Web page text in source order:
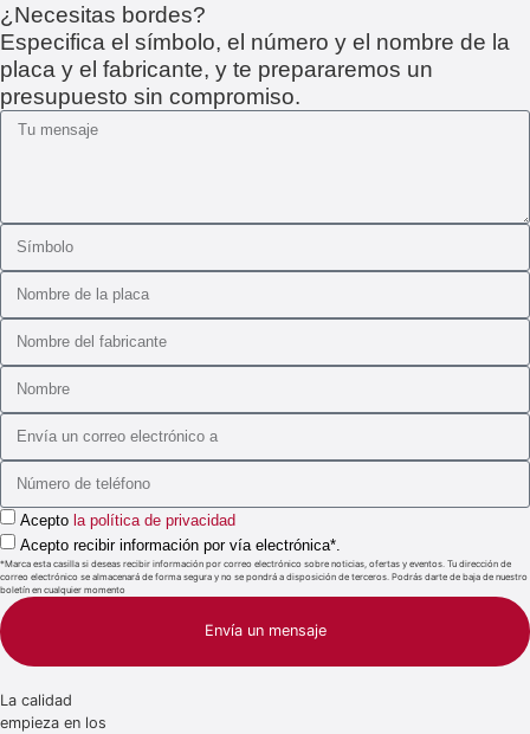
¿Necesitas bordes?
Especifica el símbolo, el número y el nombre de la
placa y el fabricante, y te prepararemos un
presupuesto sin compromiso.
Acepto la política de privacidad
Acepto recibir información por vía electrónica*.
*Marca esta casilla si deseas recibir información por correo electrónico sobre noticias, ofertas y eventos. Tu dirección de
correo electrónico se almacenará de forma segura y no se pondrá a disposición de terceros. Podrás darte de baja de nuestro
boletín en cualquier momento
Envía un mensaje
La calidad
empieza en los